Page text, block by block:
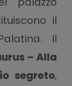
il
Il
– Alla
segreto,